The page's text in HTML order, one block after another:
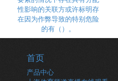
性影响的关联方或许标明存
在因为作弊导致的特别危险
的有（）。
首页
产品中心